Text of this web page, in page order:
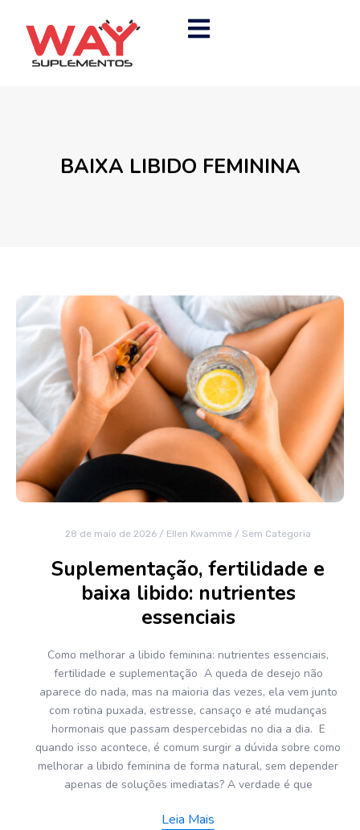
BAIXA LIBIDO FEMININA
28 de maio de 2026 / Ellen Kwamme / Sem Categoria
Suplementação, fertilidade e
baixa libido: nutrientes
essenciais
Como melhorar a libido feminina: nutrientes essenciais,
fertilidade e suplementação A queda de desejo não
aparece do nada, mas na maioria das vezes, ela vem junto
com rotina puxada, estresse, cansaço e até mudanças
hormonais que passam despercebidas no dia a dia. E
quando isso acontece, é comum surgir a dúvida sobre como
melhorar a libido feminina de forma natural, sem depender
apenas de soluções imediatas? A verdade é que
Leia Mais